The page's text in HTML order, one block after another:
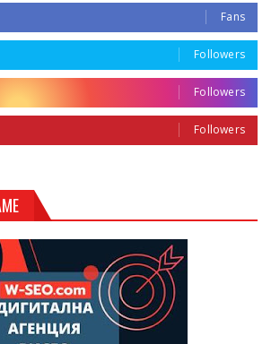
Fans
Followers
Followers
Followers